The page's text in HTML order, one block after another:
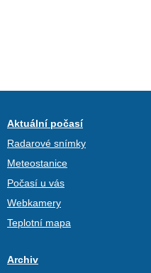
Aktuální počasí
Radarové snímky
Meteostanice
Počasí u vás
Webkamery
Teplotní mapa
Archiv